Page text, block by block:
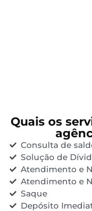
Quais os
Consulta de
Solução de
Atendimento e
Atendimento e
Saque
Depósito